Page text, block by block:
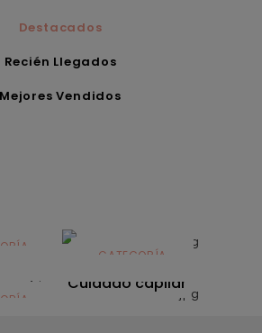
Destacados
Recién Llegados
Mejores Vendidos
CATEGORÍA
Solares
Cuidado capilar